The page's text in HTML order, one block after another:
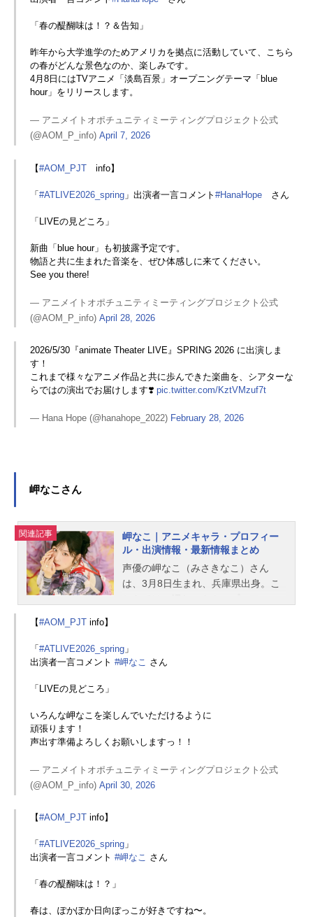
「春の醍醐味は！？＆告知」
昨年から大学進学のためアメリカを拠点に活動していて、こちら
の春がどんな景色なのか、楽しみです。
4月8日にはTVアニメ「淡島百景」オープニングテーマ「blue
hour」をリリースします。
— アニメイトオポチュニティミーティングプロジェクト公式
(@AOM_P_info) April 7, 2026
【#AOM_PJTinfo】
「#ATLIVE2026_spring」出演者一言コメント #HanaHopeさん
「LIVEの見どころ」
新曲「blue hour」も初披露予定です。
物語と共に生まれた音楽を、ぜひ体感しに来てください。
See you there!
— アニメイトオポチュニティミーティングプロジェクト公式
(@AOM_P_info) April 28, 2026
2026/5/30『animate Theater LIVE』SPRING 2026 に出演しま
す！
これまで様々なアニメ作品と共に歩んできた楽曲を、シアターな
らではの演出でお届けします❣️ pic.twitter.com/KztVMzuf7t
— Hana Hope (@hanahope_2022) February 28, 2026
岬なこさん
関連記事
岬なこ｜アニメキャラ・プロフィー
ル・出演情報・最新情報まとめ
声優の岬なこ（みさきなこ）さん
は、3月8日生まれ、兵庫県出身。こ
【#AOM_PJTinfo】
「 #ATLIVE2026_spring」
出演者一言コメント #岬なこ さん
「LIVEの見どころ」
いろんな岬なこを楽しんでいただけるように
頑張ります！
声出す準備よろしくお願いしますっ！！
— アニメイトオポチュニティミーティングプロジェクト公式
(@AOM_P_info) April 30, 2026
【#AOM_PJTinfo】
「 #ATLIVE2026_spring」
出演者一言コメント #岬なこ さん
「春の醍醐味は！？」
春は、ぽかぽか日向ぼっこが好きですね〜。